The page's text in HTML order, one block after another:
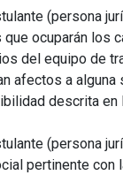
(persona
que ocuparán los
del equipo de
afectos a alguna
descrita
(persona
pertinente con